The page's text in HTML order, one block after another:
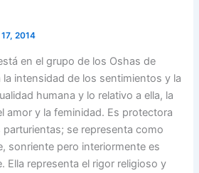
2014
en el grupo de los Oshas de
la intensidad de los sentimientos y la
humana y lo relativo a ella, la
amor y la feminidad. Es protectora
se representa como
sonriente pero interiormente es
Ella representa el rigor religioso y